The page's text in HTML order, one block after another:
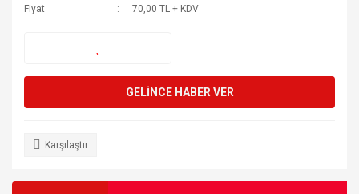
Fiyat
70,00 TL + KDV
GELİNCE HABER VER
Karşılaştır